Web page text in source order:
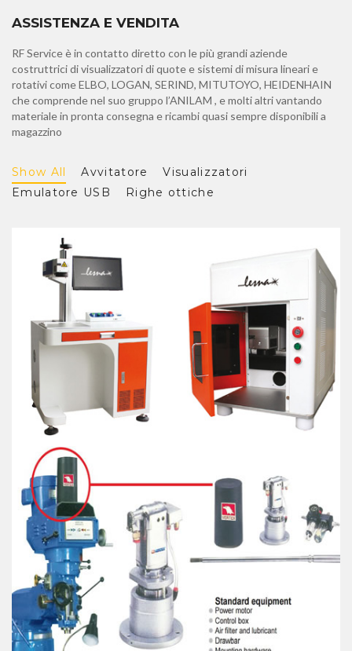
ASSISTENZA E VENDITA
RF Service è in contatto diretto con le più grandi aziende
costruttrici di visualizzatori di quote e sistemi di misura lineari e
rotativi come ELBO, LOGAN, SERIND, MITUTOYO, HEIDENHAIN
che comprende nel suo gruppo l’ANILAM , e molti altri vantando
materiale in pronta consegna e ricambi quasi sempre disponibili a
magazzino
Show All Avvitatore
Visualizzatori
Emulatore USB
Righe ottiche
Sistemi di marcatura
Macchine marcatrici